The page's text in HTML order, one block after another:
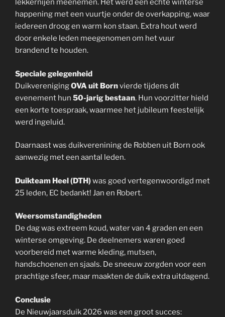
lekkernijen meenemen. Het werd een echte winterse
happening met een vuurtje onder de overkapping, waar
iedereen droog en warm kon staan. Extra hout werd
door enkele leden meegenomen om het vuur
brandend te houden.
Speciale gelegenheid
DuikverenigingOVA uit Bornvierde tijdens dit
evenement hun 50-jarig bestaan. Hun voorzitter hield
een korte toespraak, waarmee het jubileum feestelijk
werd ingeluid.
Daarnaast was duikverenining de Robben uit Born ook
aanwezig met een aantal leden.
Duikteam Heel (DTH)was goed vertegenwoordigd met
25 leden, EC bedankt! Jan en Robert.
Weersomstandigheden
De dag was extreem koud, water van 4 graden en een
winterse omgeving. De deelnemers waren goed
voorbereid met warme kleding, mutsen,
handschoenen en sjaals. De sneeuw zorgden voor een
prachtige sfeer, maar maakten de duik extra uitdagend.
Conclusie
De Nieuwjaarsduik 2026 was een groot succes: